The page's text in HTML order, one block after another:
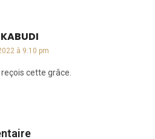
à 9:10 pm
cette grâce.